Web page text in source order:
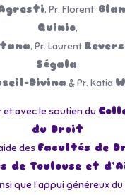
, Pr. Florent
Quinio,
, Pr. Laurent
Ségala,
Divina & Pr. Katia
avec le soutien du
du Droit
des Facultés de
de Toulouse et
que l’appui généreux du